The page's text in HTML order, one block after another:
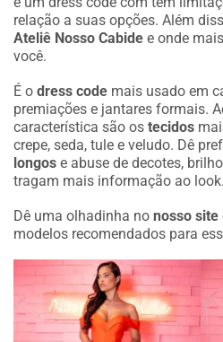
relação a suas opções. Além
Ateliê Nosso Cabide e onde
você.
É o dress code mais usado em
premiações e jantares formais.
característica são os tecidos
crepe, seda, tule e veludo. Dê
longos e abuse de decotes,
tragam mais informação ao look.
Dê uma olhadinha no nosso site
modelos recomendados para